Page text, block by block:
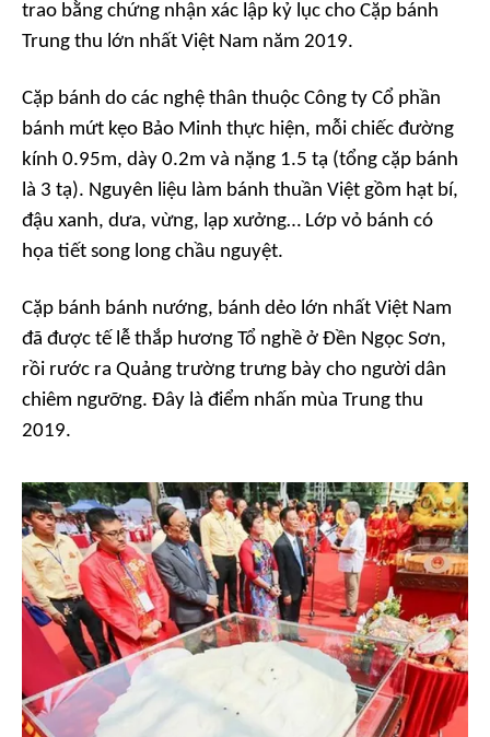
trao bằng chứng nhận xác lập kỷ lục cho Cặp bánh
Trung thu lớn nhất Việt Nam năm 2019.
Cặp bánh do các nghệ thân thuộc Công ty Cổ phần
bánh mứt kẹo Bảo Minh thực hiện, mỗi chiếc đường
kính 0.95m, dày 0.2m và nặng 1.5 tạ (tổng cặp bánh
là 3 tạ). Nguyên liệu làm bánh thuần Việt gồm hạt bí,
đậu xanh, dưa, vừng, lạp xưởng… Lớp vỏ bánh có
họa tiết song long chầu nguyệt.
Cặp bánh bánh nướng, bánh dẻo lớn nhất Việt Nam
đã được tế lễ thắp hương Tổ nghề ở Đền Ngọc Sơn,
rồi rước ra Quảng trường trưng bày cho người dân
chiêm ngưỡng. Đây là điểm nhấn mùa Trung thu
2019.